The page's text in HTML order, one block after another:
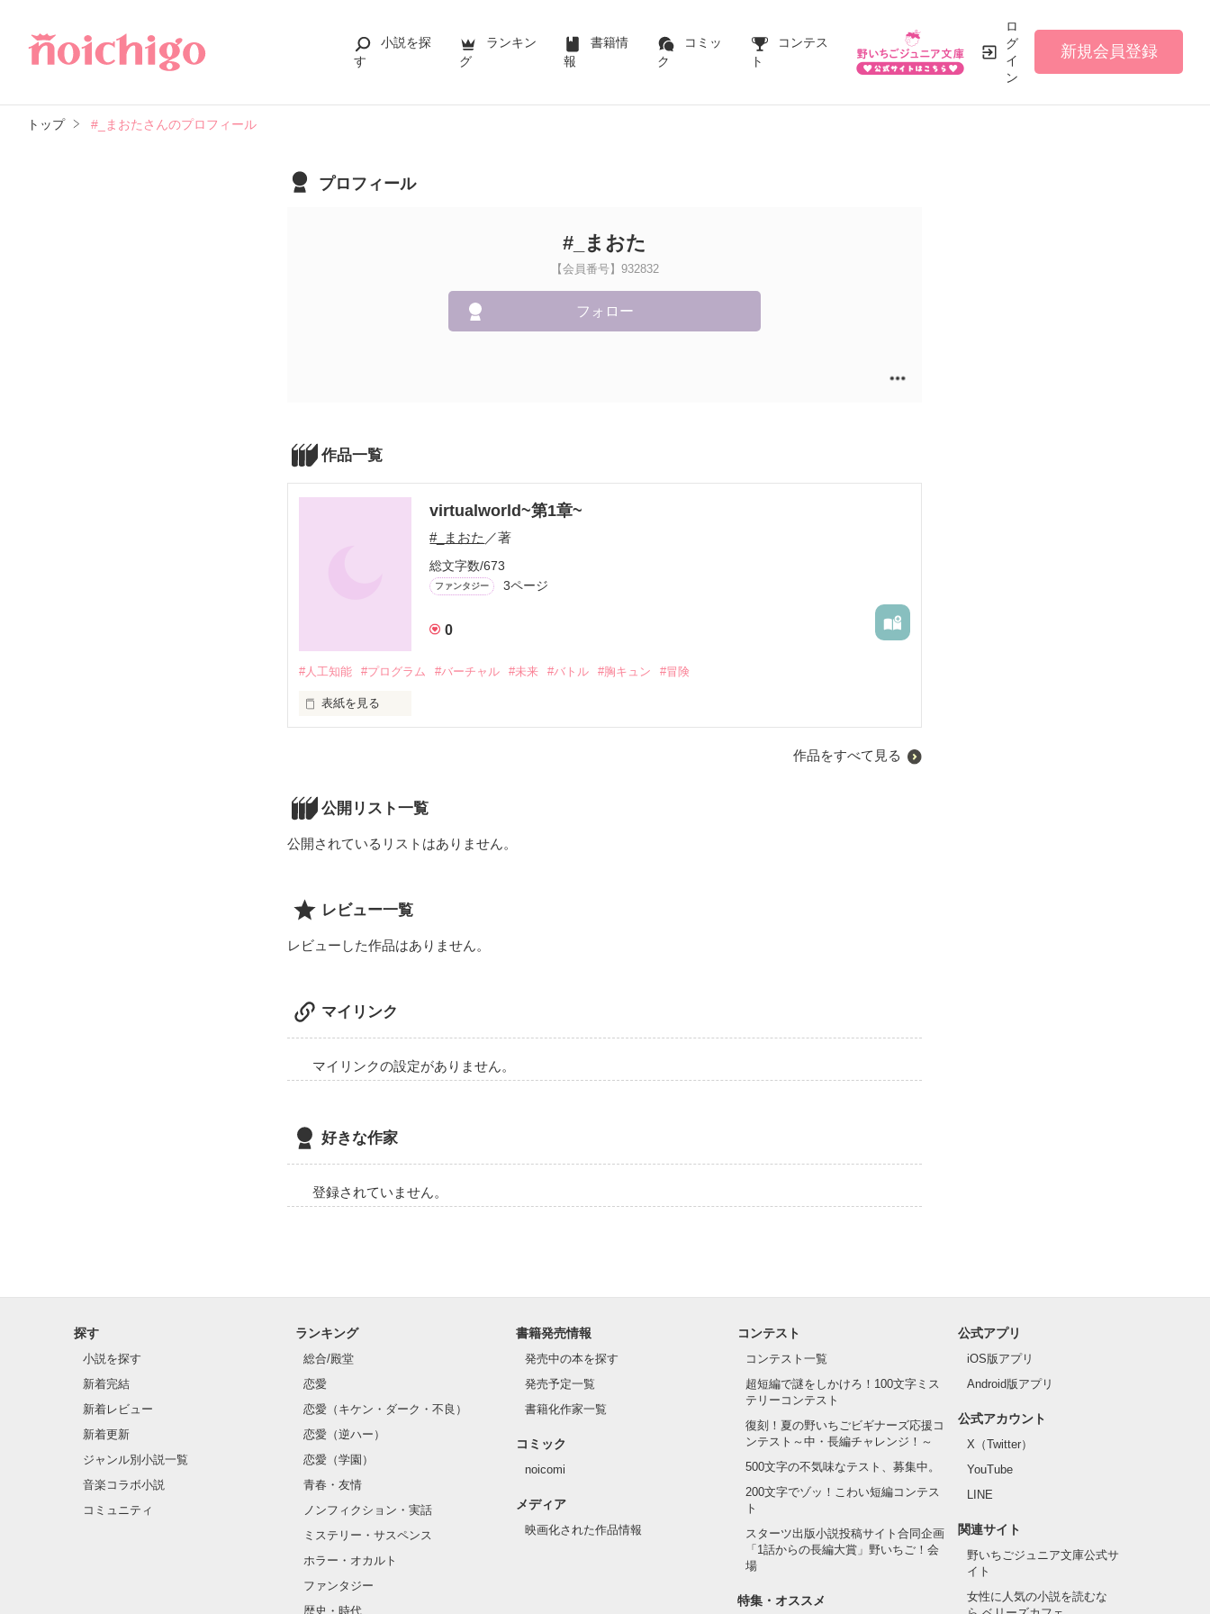
小説を探
す
ランキン
グ
書籍情
報
コミッ
ク
コンテス
ト
ロ
グ
イ
ン
新規会員登録
トップ #_まおたさんのプロフィール
プロフィール
#_まおた
【会員番号】932832
フォロー
作品一覧
virtualworld~第1章~
#_まおた ／著
総文字数/673
ファンタジー 3ページ
0
#人工知能 #プログラム #バーチャル #未来 #バトル #胸キュン #冒険
表紙を見る
──皆ヒトに似ても似つかないロボットだ｡
作品を読む
作品をすべて見る
公開リスト一覧
公開されているリストはありません。
レビュー一覧
レビューした作品はありません。
マイリンク
マイリンクの設定がありません。
好きな作家
登録されていません。
探す
小説を探す
新着完結
新着レビュー
新着更新
ジャンル別小説一覧
音楽コラボ小説
コミュニティ
ランキング
総合/殿堂
恋愛
恋愛（キケン・ダーク・不良）
恋愛（逆ハー）
恋愛（学園）
青春・友情
ノンフィクション・実話
ミステリー・サスペンス
ホラー・オカルト
ファンタジー
歴史・時代
書籍発売情報
発売中の本を探す
発売予定一覧
書籍化作家一覧
コミック
noicomi
メディア
映画化された作品情報
コンテスト
コンテスト一覧
超短編で謎をしかけろ！100文字ミス
テリーコンテスト
復刻！夏の野いちごビギナーズ応援コ
ンテスト～中・長編チャレンジ！～
500文字の不気味なテスト、募集中。
200文字でゾッ！こわい短編コンテス
ト
スターツ出版小説投稿サイト合同企画
「1話からの長編大賞」野いちご！会
場
特集・オススメ
公式アプリ
iOS版アプリ
Android版アプリ
公式アカウント
X（Twitter）
YouTube
LINE
関連サイト
野いちごジュニア文庫公式サ
イト
女性に人気の小説を読むな